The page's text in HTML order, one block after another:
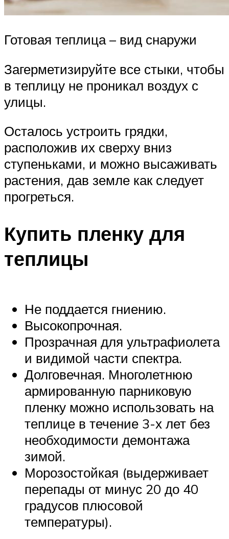
Готовая теплица – вид снаружи
Загерметизируйте все стыки, чтобы
в теплицу не проникал воздух с
улицы.
Осталось устроить грядки,
расположив их сверху вниз
ступеньками, и можно высаживать
растения, дав земле как следует
прогреться.
Купить пленку для
теплицы
Не поддается гниению.
Высокопрочная.
Прозрачная для ультрафиолета
и видимой части спектра.
Долговечная. Многолетнюю
армированную парниковую
пленку можно использовать на
теплице в течение 3-х лет без
необходимости демонтажа
зимой.
Морозостойкая (выдерживает
перепады от минус 20 до 40
градусов плюсовой
температуры).